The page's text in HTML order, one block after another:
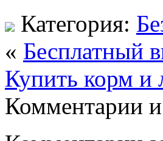
Категория:
« Бесплатный
Купить корм и
Комментарии